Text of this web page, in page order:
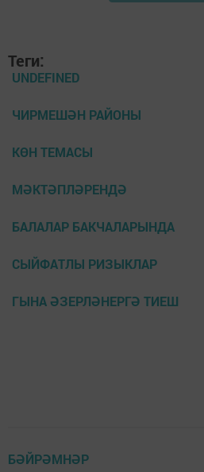
Теги:
UNDEFINED
ЧИРМЕШӘН РАЙОНЫ
КӨН ТЕМАСЫ
МӘКТӘПЛӘРЕНДӘ
БАЛАЛАР БАКЧАЛАРЫНДА
СЫЙФАТЛЫ РИЗЫКЛАР
ГЫНА ӘЗЕРЛӘНЕРГӘ ТИЕШ
БӘЙРӘМНӘР